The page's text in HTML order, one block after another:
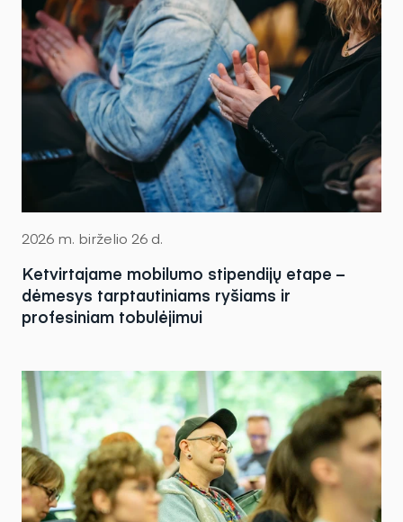
2026 m. birželio 26 d.
Ketvirtajame mobilumo stipendijų etape –
dėmesys tarptautiniams ryšiams ir
profesiniam tobulėjimui